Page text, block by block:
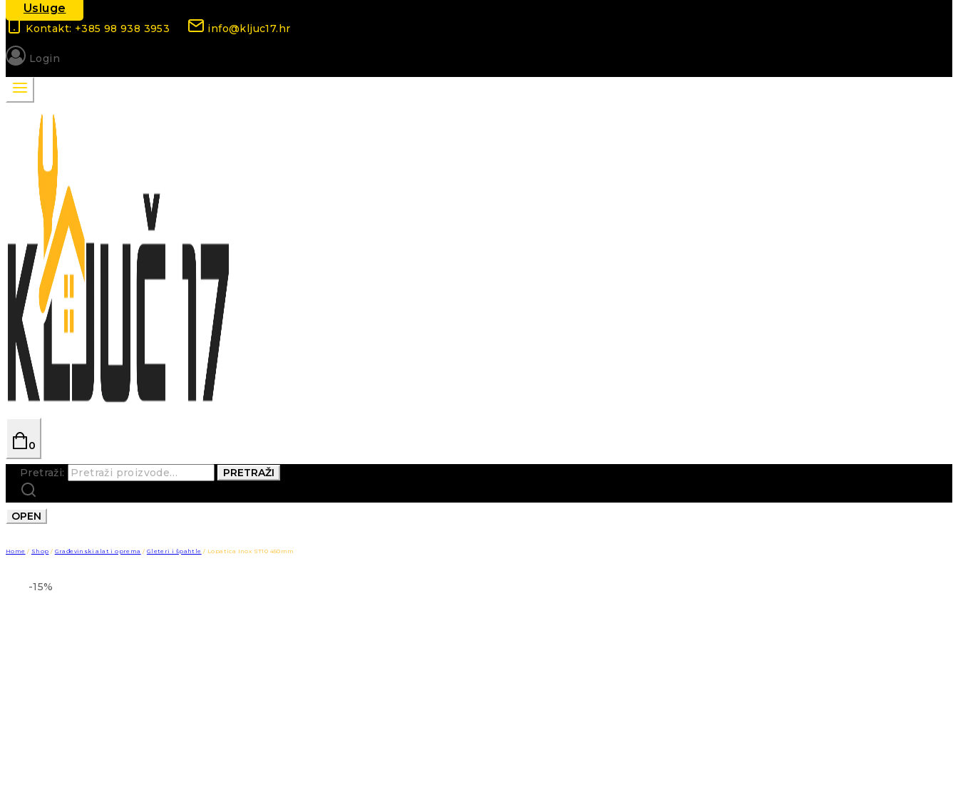
Usluge
Kontakt: +385 98 938 3953 info@kljuc17.hr
Login
0
Pretraži: PRETRAŽI
OPEN
Home / Shop / Građevinski alat i oprema / Gleteri i špahtle / Lopatica Inox ST10 450mm
-15%